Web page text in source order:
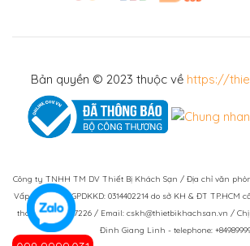
Bản quyền © 2023 thuộc về https://
Công ty TNHH TM DV Thiết Bị Khách Sạn / Địa chỉ văn
Vấp, TPHCM / GPDKKD: 0314402214 do sở KH & ĐT
thoại: (028)73007226 / Email: cskh@thietbikhachsan.vn /
Đinh Giang Linh - telephone: